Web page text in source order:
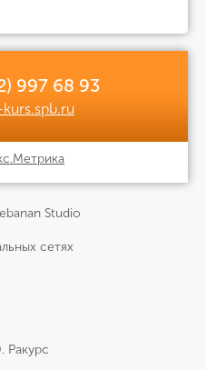
997 68 93
Studio
сетях
Ракурс